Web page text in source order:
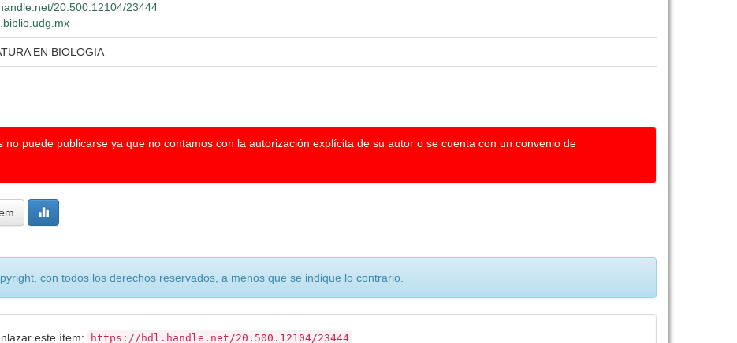
20.500.12104/23444
EN BIOLOGIA
puede publicarse ya que no contamos con la autorización explícita de su autor o se cuenta con un convenio de
con todos los derechos reservados, a menos que se indique lo contrario.
este ítem: https://hdl.handle.net/20.500.12104/23444